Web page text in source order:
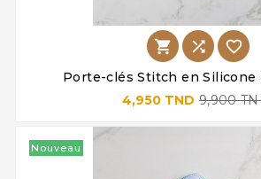
  
Porte-clés Stitch en Silicone
4,950 TND 9,900
Nouveau